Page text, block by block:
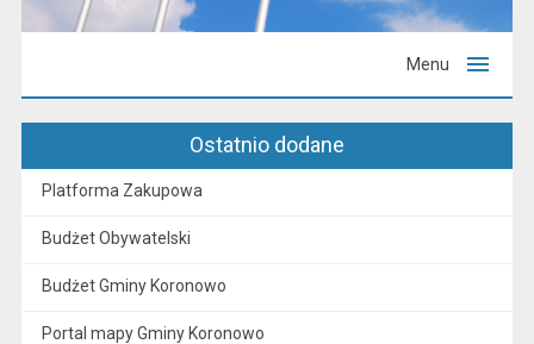
Menu
Ostatnio dodane
Platforma Zakupowa
Budżet Obywatelski
Budżet Gminy Koronowo
Portal mapy Gminy Koronowo